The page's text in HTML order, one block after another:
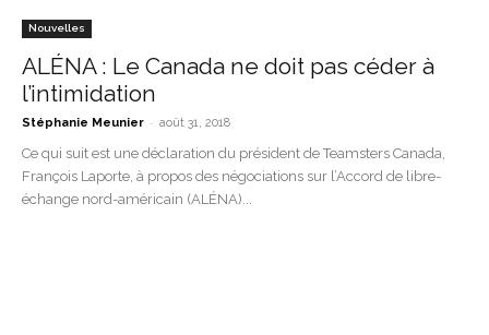
Nouvelles
ALÉNA : Le Canada ne doit pas céder à
l’intimidation
Stéphanie Meunier - août 31, 2018
Ce qui suit est une déclaration du président de Teamsters Canada,
François Laporte, à propos des négociations sur l’Accord de libre-
échange nord-américain (ALÉNA)...